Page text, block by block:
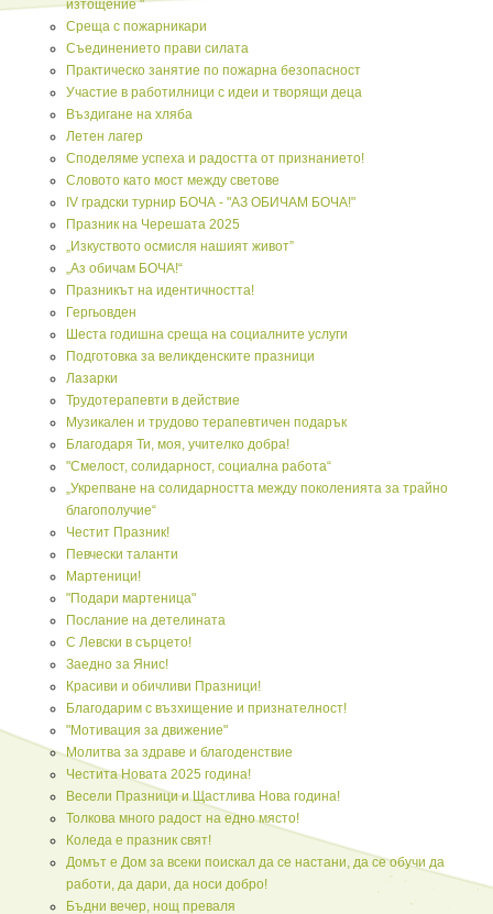
изтощение "
Среща с пожарникари
Съединението прави силата
Практическо занятие по пожарна безопасност
Участие в работилници с идеи и творящи деца
Въздигане на хляба
Летен лагер
Споделяме успеха и радостта от признанието!
Словото като мост между светове
IV градски турнир БОЧА - "АЗ ОБИЧАМ БОЧА!"
Празник на Черешата 2025
„Изкуството осмисля нашият живот”
„Аз обичам БОЧА!“
Празникът на идентичността!
Гергьовден
Шеста годишна среща на социалните услуги
Подготовка за великденските празници
Лазарки
Трудотерапевти в действие
Музикален и трудово терапевтичен подарък
Благодаря Ти, моя, учителко добра!
"Смелост, солидарност, социална работа“
„Укрепване на солидарността между поколенията за трайно
благополучие“
Честит Празник!
Певчески таланти
Мартеници!
"Подари мартеница"
Послание на детелината
С Левски в сърцето!
Заедно за Янис!
Красиви и обичливи Празници!
Благодарим с възхищение и признателност!
"Мотивация за движение"
Молитва за здраве и благоденствие
Честита Новата 2025 година!
Весели Празници и Щастлива Нова година!
Толкова много радост на едно място!
Коледа е празник свят!
Домът е Дом за всеки поискал да се настани, да се обучи да
работи, да дари, да носи добро!
Бъдни вечер, нощ преваля